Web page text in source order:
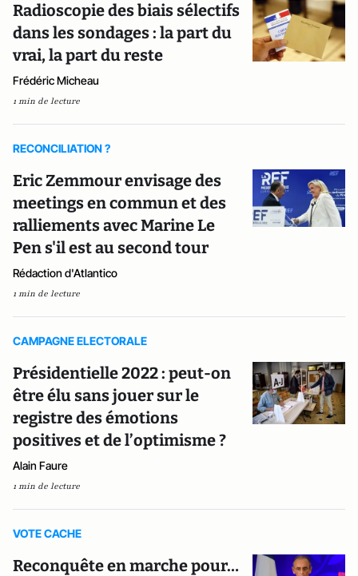
Radioscopie des biais sélectifs
dans les sondages : la part du
vrai, la part du reste
Frédéric Micheau
1 min de lecture
RECONCILIATION ?
Eric Zemmour envisage des
meetings en commun et des
ralliements avec Marine Le
Pen s'il est au second tour
Rédaction d'Atlantico
1 min de lecture
CAMPAGNE ELECTORALE
Présidentielle 2022 : peut-on
être élu sans jouer sur le
registre des émotions
positives et de l’optimisme ?
Alain Faure
1 min de lecture
VOTE CACHE
Reconquête en marche pour…